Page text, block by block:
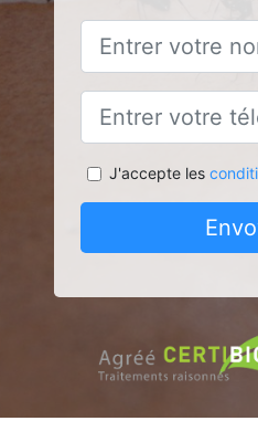
J'accepte les